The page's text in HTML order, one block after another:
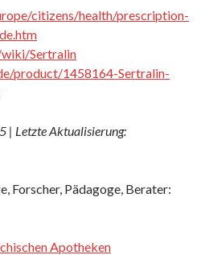
citizens/health/prescription-
Sertralin
product/1458164-Sertralin-
| Letzte Aktualisierung:
Forscher, Pädagoge, Berater:
Apotheken